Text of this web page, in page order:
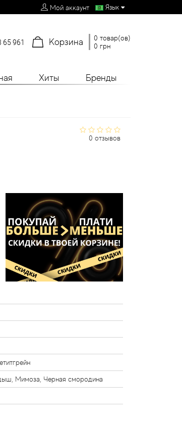
Мой аккаунт Язык
65 961 Корзина
0 товар(ов)
0 грн
Хиты Бренды
0 отзывов
Мимоза, Черная смородина